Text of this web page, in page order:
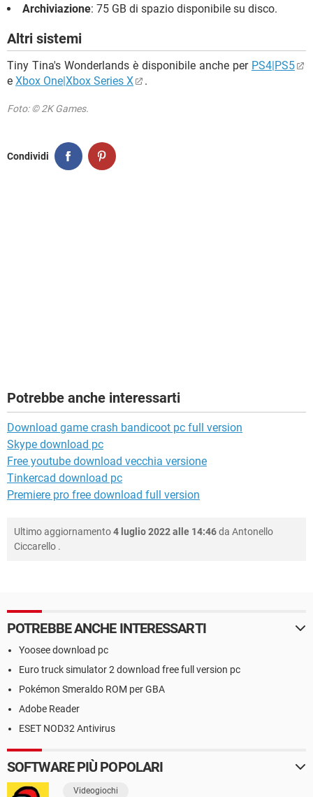
Archiviazione: 75 GB di spazio disponibile su disco.
Altri sistemi
Tiny Tina's Wonderlands è disponibile anche per PS4|PS5
e Xbox One|Xbox Series X .
Foto: © 2K Games.
Condividi
Potrebbe anche interessarti
Download game crash bandicoot pc full version
Skype download pc
Free youtube download vecchia versione
Tinkercad download pc
Premiere pro free download full version
Ultimo aggiornamento4 luglio 2022 alle 14:46da Antonello
Ciccarello .
POTREBBE ANCHE INTERESSARTI
Yoosee download pc
Euro truck simulator 2 download free full version pc
Pokémon Smeraldo ROM per GBA
Adobe Reader
ESET NOD32 Antivirus
SOFTWARE PIÙ POPOLARI
Videogiochi